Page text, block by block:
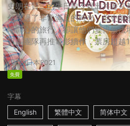
史朗在賢二的生日前夕提出共遊
然度過了非常滿足的時光，但史朗
場開心的旅行，卻讓他們變得無
日劇團隊再推電影續作，票房超越
2h日本2021
免費
字幕
English
繁體中文 简体中文